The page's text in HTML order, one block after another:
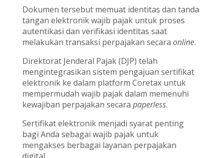
Dokumen tersebut memuat identitas dan tanda
tangan elektronik wajib pajak untuk proses
autentikasi dan verifikasi identitas saat
melakukan transaksi perpajakan secara online.
Direktorat Jenderal Pajak (DJP) telah
mengintegrasikan sistem pengajuan sertifikat
elektronik ke dalam platform Coretax untuk
mempermudah wajib pajak dalam memenuhi
kewajiban perpajakan secara paperless.
Sertifikat elektronik menjadi syarat penting
bagi Anda sebagai wajib pajak untuk
mengakses berbagai layanan perpajakan